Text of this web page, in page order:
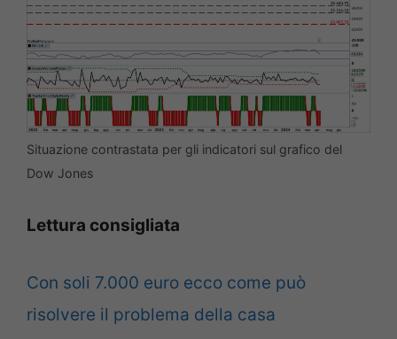
Situazione contrastata per gli indicatori sul grafico del
Dow Jones
Lettura consigliata
Con soli 7.000 euro ecco come può
risolvere il problema della casa